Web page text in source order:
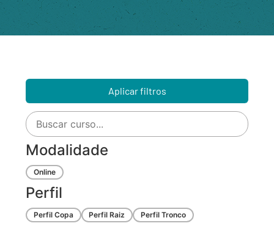
Aplicar filtros
Modalidade
Online
Perfil
Perfil Copa Perfil Raiz Perfil Tronco